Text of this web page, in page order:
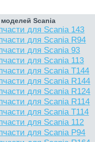
Scania
для Scania 143
для Scania R94
для Scania 93
для Scania 113
для Scania T144
для Scania R144
для Scania R124
для Scania R114
для Scania T114
для Scania 112
для Scania P94